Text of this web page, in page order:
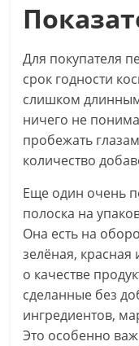
Для покупателя
срок годности
слишком
ничего не
пробежать
количество
Еще один очень
полоска на
Она есть на
зелёная, красная
о качестве
сделанные без
ингредиентов,
Это особенно